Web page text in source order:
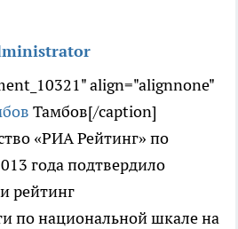
align="alignnone"
Тамбов[/caption]
«РИА Рейтинг» по
года подтвердило
рейтинг
по национальной шкале на